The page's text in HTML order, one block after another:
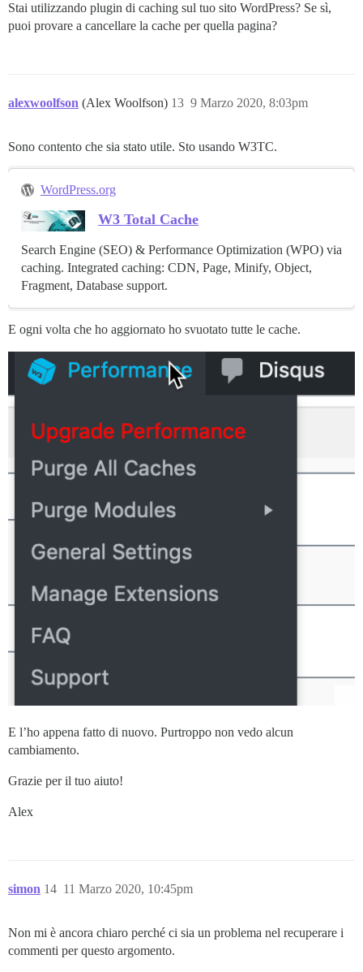
Stai utilizzando plugin di caching sul tuo sito WordPress? Se sì,
puoi provare a cancellare la cache per quella pagina?
alexwoolfson (Alex Woolfson) 9 Marzo 2020, 8:03pm
13
Sono contento che sia stato utile. Sto usando W3TC.
WordPress.org
W3 Total Cache
Search Engine (SEO) & Performance Optimization (WPO) via
caching. Integrated caching: CDN, Page, Minify, Object,
Fragment, Database support.
E ogni volta che ho aggiornato ho svuotato tutte le cache.
E l’ho appena fatto di nuovo. Purtroppo non vedo alcun
cambiamento.
Grazie per il tuo aiuto!
Alex
simon 11 Marzo 2020, 10:45pm
14
Non mi è ancora chiaro perché ci sia un problema nel recuperare i
commenti per questo argomento.